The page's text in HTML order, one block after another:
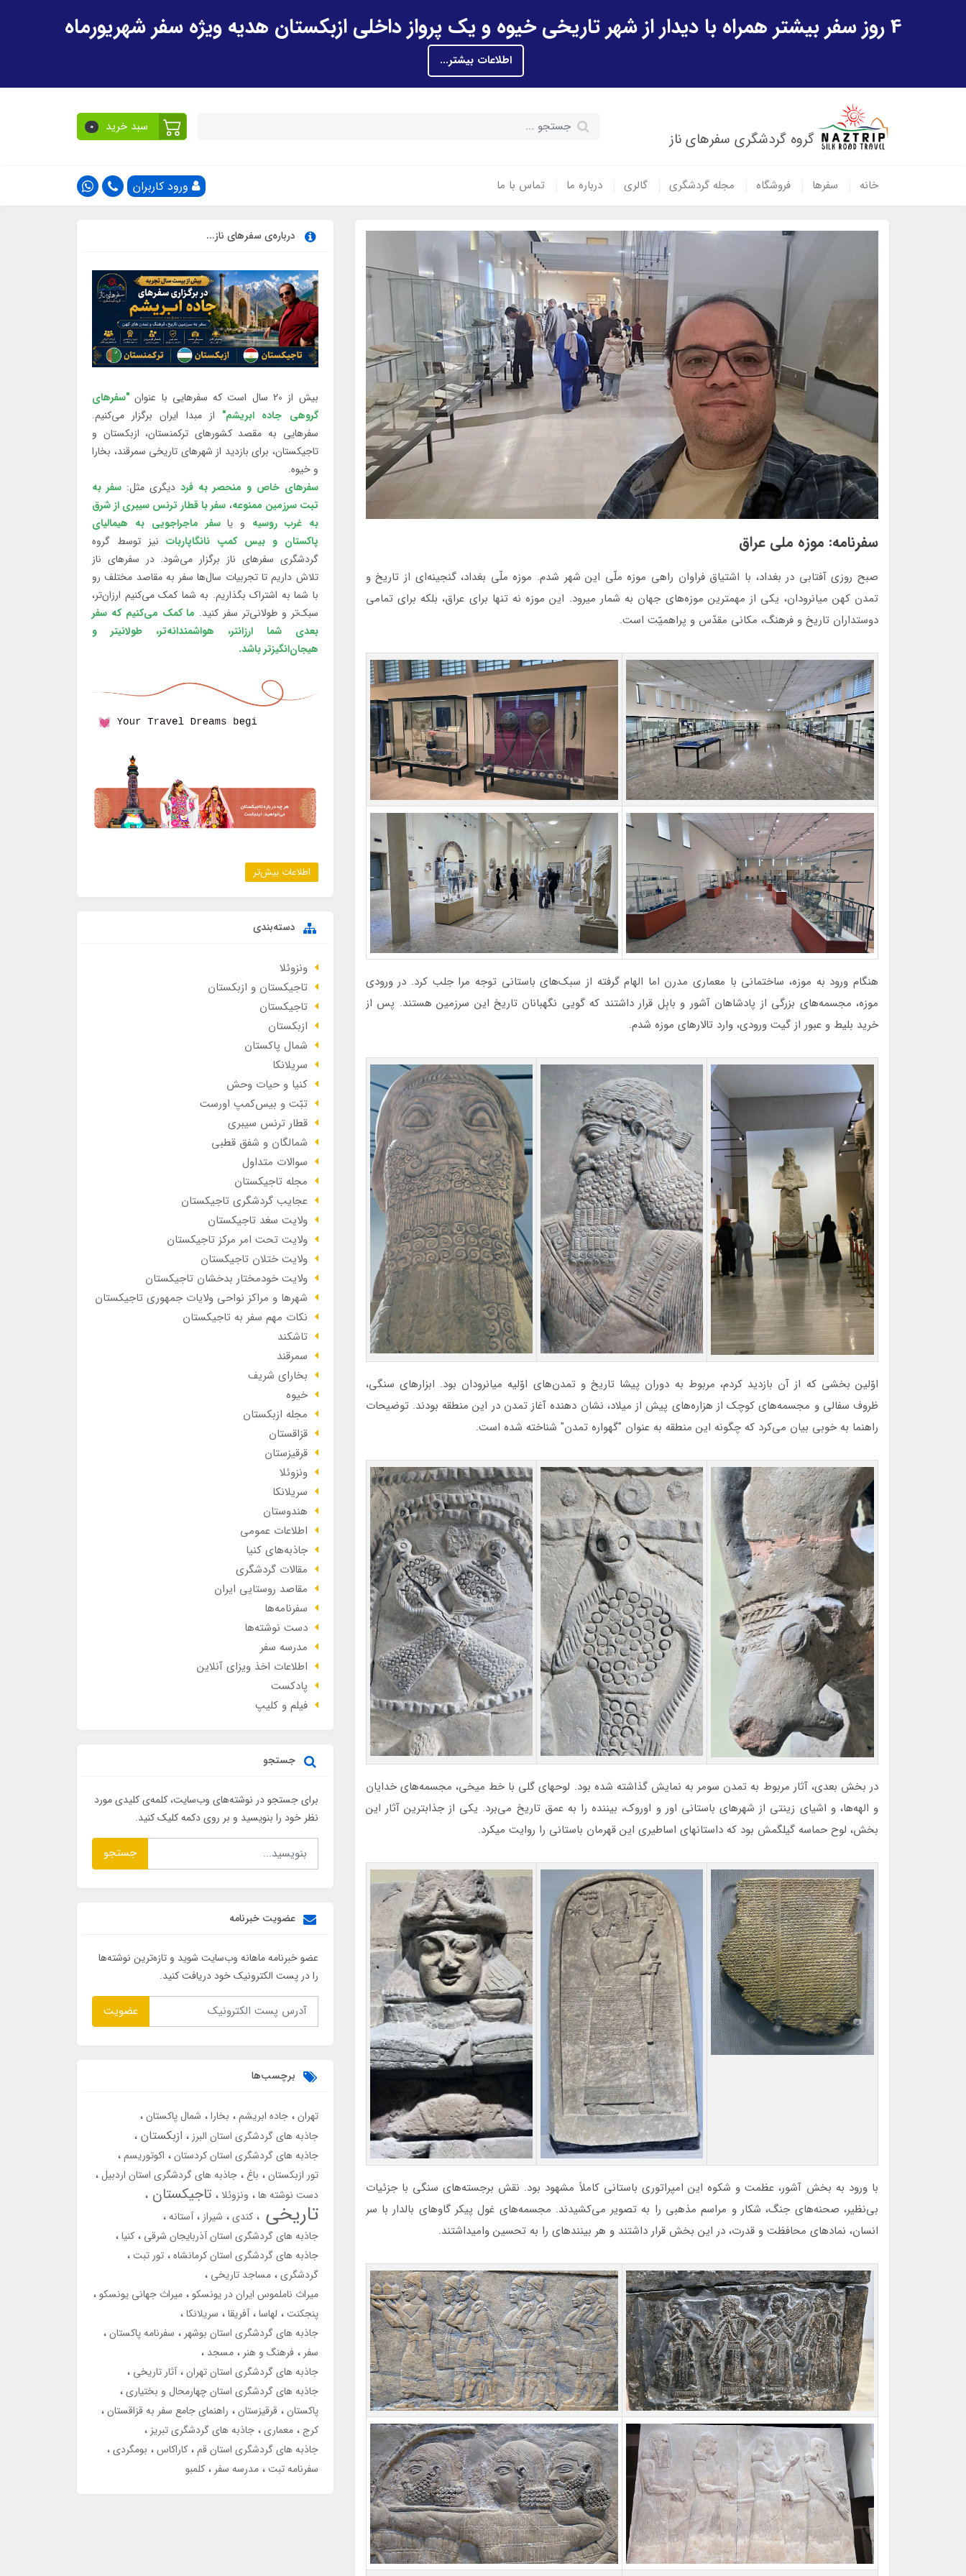
4 روز سفر بیشتر همراه با دیدار از شهر تاریخی خیوه و یک پرواز داخلی ازبکستان هدیه ویژه سفر شهریورماه
اطلاعات بیشتر...
گروه گردشگری سفرهای ناز
سبد خرید 0
خانه سفرها فروشگاه مجله گردشگری گالری درباره ما تماس با ما ورود کاربران
سفرنامه: موزه ملی عراق
صبح روزی آفتابی در بغداد، با اشتیاق فراوان راهی موزه ملّی این شهر شدم. موزه ملّی بغداد، گنجینه‌ای از تاریخ و
تمدن کهن میانرودان، یکی از مهمترین موزه‌های جهان به شمار میرود. این موزه نه تنها برای عراق، بلکه برای تمامی
دوستداران تاریخ و فرهنگ، مکانی مقدّس و پراهمیّت است.
هنگام ورود به موزه، ساختمانی با معماری مدرن اما الهام گرفته از سبک‌های باستانی توجه مرا جلب کرد. در ورودی
موزه، مجسمه‌های بزرگی از پادشاهان آشور و بابِل قرار داشتند که گویی نگهبانان تاریخ این سرزمین هستند. پس از
خرید بلیط و عبور از گیت ورودی، وارد تالارهای موزه شدم.
اوّلین بخشی که از آن بازدید کردم، مربوط به دوران پیشا تاریخ و تمدن‌های اوّلیه میانرودان بود. ابزارهای سنگی،
ظروف سفالی و مجسمه‌های کوچک از هزاره‌های پیش از میلاد، نشان دهنده آغاز تمدن در این منطقه بودند. توضیحات
راهنما به خوبی بیان می‌کرد که چگونه این منطقه به عنوان "گهواره تمدن" شناخته شده است.
در بخش بعدی، آثار مربوط به تمدن سومر به نمایش گذاشته شده بود. لوحهای گلی با خط میخی، مجسمه‌های خدایان
و الهه‌ها، و اشیای زینتی از شهرهای باستانی اور و اوروک، بیننده را به عمق تاریخ می‌برد. یکی از جذابترین آثار این
بخش، لوح حماسه گیلگمش بود که داستانهای اساطیری این قهرمان باستانی را روایت میکرد.
با ورود به بخش آشور، عظمت و شکوه این امپراتوری باستانی کاملاً مشهود بود. نقش برجسته‌های سنگی با جزئیات
بی‌نظیر، صحنه‌های جنگ، شکار و مراسم مذهبی را به تصویر می‌کشیدند. مجسمه‌های غول پیکر گاوهای بالدار با سر
انسان، نمادهای محافظت و قدرت، در این بخش قرار داشتند و هر بینندهای را به تحسین وامیداشتند.
درباره‌ی سفرهای ناز...
بیش از 20 سال است که سفرهایی با عنوان
"سفرهای
گروهی جاده ابریشم" از مبدا ایران برگزار می‌کنیم.
سفرهایی به مقصد کشورهای ترکمنستان، ازبکستان و
تاجیکستان، برای بازدید از شهرهای تاریخی سمرقند، بخارا
و خیوه.
سفرهای خاص و منحصر به فرددیگری مثل:سفر به
تبت سرزمین ممنوعه، سفر با قطار ترنس سیبری از شرق
به غرب روسیه و یاسفر ماجراجویی به هیمالیای
پاکستان و بیس کمپ نانگاپاربات نیز توسط گروه
گردشگری سفرهای ناز برگزار می‌شود. در سفرهای ناز
تلاش داریم تا تجربیات سال‌ها سفر به مقاصد مختلف رو
با شما به اشتراک بگذاریم. به شما کمک می‌کنیم ارزان‌تر،
سبک‌تر و طولانی‌تر سفر کنید. ما کمک می‌کنیم که سفر
بعدی شما ارزانتر، هواشمندانه‌تر، طولانی‎تر و
هیجان‌انگیزتر باشد.
اطلاعات بیش‌تر
دسته‌بندی
ونزوئلا
تاجیکستان و ازبکستان
تاجیکستان
ازبکستان
شمال پاکستان
سریلانکا
کنیا و حیات وحش
تبّت و بیس‌کمپ اورست
قطار ترنس سیبری
شمالگان و شفق قطبی
سوالات متداول
مجله تاجیکستان
عجایب گردشگری تاجیکستان
ولایت سغد تاجیکستان
ولایت تحت امر مرکز تاجیکستان
ولایت ختلان تاجیکستان
ولایت خودمختار بدخشان تاجیکستان
شهرها و مراکز نواحی ولایات جمهوری تاجیکستان
نکات مهم سفر به تاجیکستان
تاشکند
سمرقند
بخارای شریف
خیوه
مجله ازبکستان
قزاقستان
قرقیزستان
ونزوئلا
سریلانکا
هندوستان
اطلاعات عمومی
جاذبه‌های کنیا
مقالات گردشگری
مقاصد روستایی ایران
سفرنامه‌ها
دست نوشته‌ها
مدرسه سفر
اطلاعات اخذ ویزای آنلاین
پادکست
فیلم و کلیپ
جستجو
برای جستجو در نوشته‌های وب‌سایت، کلمه‌ی کلیدی مورد
نظر خود را بنویسید و بر روی دکمه کلیک کنید.
جستجو
عضویت خبرنامه
عضو خبرنامه ماهانه وب‌سایت شوید و تازه‌ترین نوشته‌ها
را در پست الکترونیک خود دریافت کنید.
عضویت
برچسب‌ها
تهران جاده ابریشم بخارا شمال پاکستان
جاذبه های گردشگری استان البرز ازبکستان
جاذبه های گردشگری استان کردستان اکوتوریسم
تور ازبکستان باغ جاذبه های گردشگری استان اردبیل
دست نوشته ها ونزوئلا تاجیکستان
تاریخی کندی شیراز آستانه
جاذبه های گردشگری استان آذربایجان شرقی کنیا
جاذبه های گردشگری استان کرمانشاه تور تبت
گردشگری مساجد تاریخی
میراث ناملموس ایران در یونسکو میراث جهانی یونسکو
پنجکنت لهاسا آفریقا سریلانکا
جاذبه های گردشگری استان بوشهر سفرنامه پاکستان
سفر فرهنگ و هنر مسجد
جاذبه های گردشگری استان تهران آثار تاریخی
جاذبه های گردشگری استان چهارمحال و بختیاری
پاکستان قرقیزستان راهنمای جامع سفر به قزاقستان
کرج معماری جاذبه های گردشگری تبریز
جاذبه های گردشگری استان قم کاراکاس بومگردی
سفرنامه تبت مدرسه سفر کلمبو